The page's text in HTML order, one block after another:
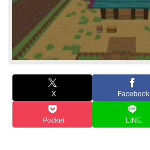
X Facebook
Pocket LINE